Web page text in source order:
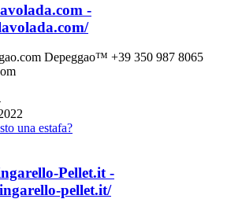
-
Depeggao™ +39 350 987 8065
una estafa?
Pellet.it -
pellet.it/